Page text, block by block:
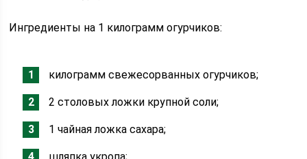
Ингредиенты на 1 килограмм огурчиков:
килограмм свежесорванных огурчиков;
2 столовых ложки крупной соли;
1 чайная ложка сахара;